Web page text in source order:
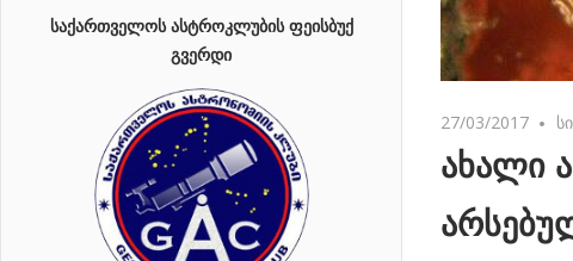
27/03/2017
ახალი
ᲡᲐᲥᲐᲠᲗᲕᲔᲚᲝᲡ ᲐᲡᲢᲠᲝᲙᲚᲣᲑᲘᲡ ᲤᲔᲘᲡᲑᲣᲥ
ᲒᲕᲔᲠᲓᲘ